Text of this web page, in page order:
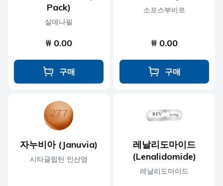
Pack)
실데나필
₩ 0.00
구매
소포스부비르
₩ 0.00
구매
자누비아 (Januvia)
시타글립틴 인산염
레날리도마이드
(Lenalidomide)
레날리도마이드